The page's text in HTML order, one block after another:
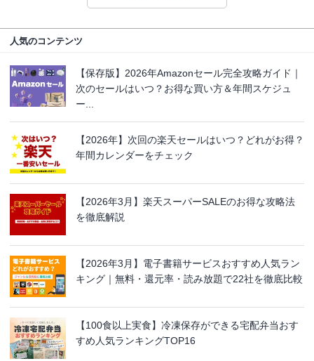
人気のコンテンツ
【保存版】2026年Amazonセール完全攻略ガイド｜
次のセールはいつ？お得な買い方＆年間スケジュ
ー...
【2026年】次回の楽天セールはいつ？どれがお得？
年間カレンダーをチェック
【2026年3月】楽天スーパーSALEのお得な攻略法
を徹底解説
【2026年3月】電子書籍サービスおすすめ人気ラン
キング｜無料・還元率・読み放題で22社を徹底比較
【100食以上実食】冷凍保存ができる宅配弁当おす
すめ人気ランキングTOP16